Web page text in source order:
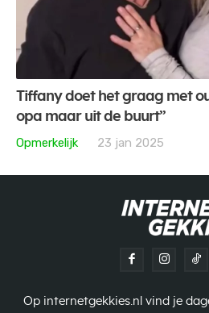
Tiffany doet het graag met
opa maar uit de buurt”
Opmerkelijk
23 jan 2025
Op internetgekkies.nl vind je